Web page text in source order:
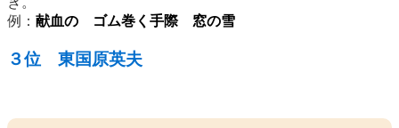
例： 献血の ゴム巻く手際 窓の雪
３位 東国原英夫